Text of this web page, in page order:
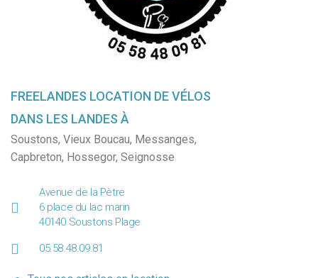
FREELANDES LOCATION DE VÉLOS
DANS LES LANDES À
Soustons, Vieux Boucau, Messanges,
Capbreton, Hossegor, Seignosse
Avenue de la Pètre
6 place du lac marin
40140 Soustons Plage
05.58.48.09.81